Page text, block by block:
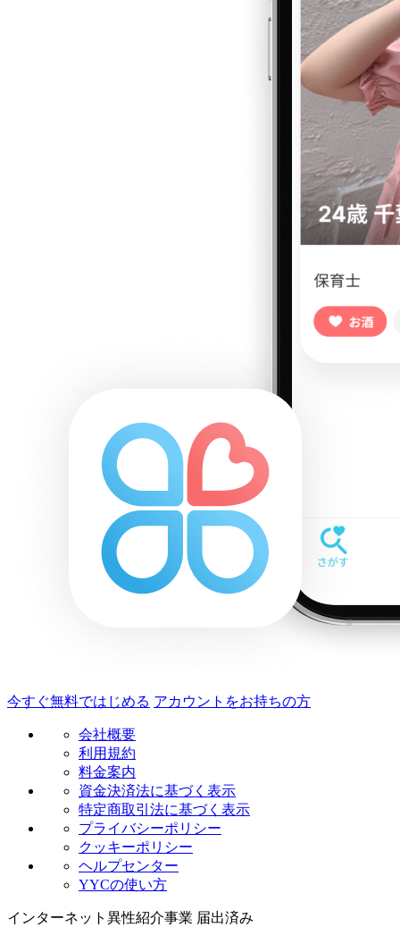
今すぐ無料ではじめる アカウントをお持ちの方
会社概要
利用規約
料金案内
資金決済法に基づく表示
特定商取引法に基づく表示
プライバシーポリシー
クッキーポリシー
ヘルプセンター
YYCの使い方
インターネット異性紹介事業 届出済み